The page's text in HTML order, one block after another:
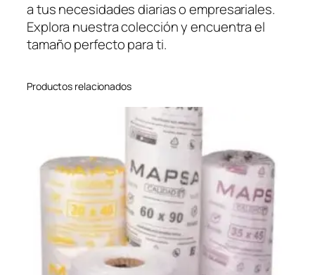
a tus necesidades diarias o empresariales.
Explora nuestra colección y encuentra el
tamaño perfecto para ti.
Productos relacionados